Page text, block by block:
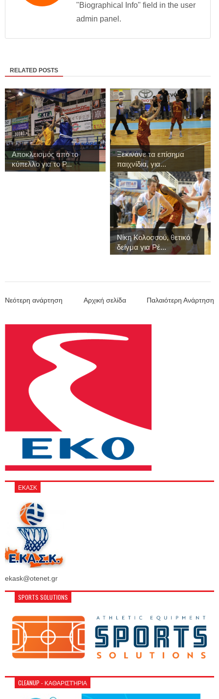
"Biographical Info" field in the user
admin panel.
RELATED POSTS
Αποκλεισμός από το
κύπελλο για το Ρ...
Ξεκινάνε τα επίσημα
παιχνίδια, για...
Νίκη Κολοσσού, θετικό
δείγμα για Ρέ...
Νεότερη ανάρτηση Παλαιότερη Ανάρτηση
Αρχική σελίδα
ΕΚΑΣΚ
ekask@otenet.gr
SPORTS SOLUTIONS
CLEANUP - ΚΑΘΑΡΙΣΤΉΡΙΑ